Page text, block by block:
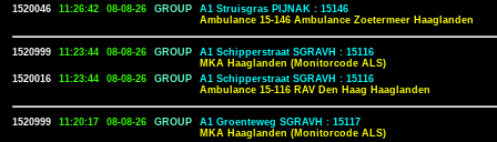
1520046
11:26:42 08-08-26 GROUP
A1 Struisgras PIJNAK : 15146
Ambulance 15-146 Ambulance Zoetermeer Haaglanden
1520999 11:23:44 08-08-26 GROUP
A1 Schipperstraat SGRAVH : 15116
MKA Haaglanden (Monitorcode ALS)
1520016
11:23:44 08-08-26 GROUP
A1 Schipperstraat SGRAVH : 15116
Ambulance 15-116 RAV Den Haag Haaglanden
1520999 11:20:17 08-08-26 GROUP
A1 Groenteweg SGRAVH : 15117
MKA Haaglanden (Monitorcode ALS)